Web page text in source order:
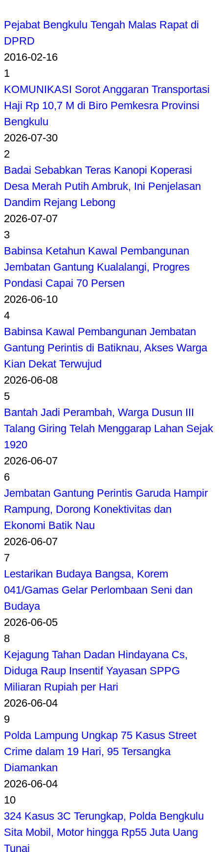
Pejabat Bengkulu Tengah Malas Rapat di
DPRD
2016-02-16
1
KOMUNIKASI Sorot Anggaran Transportasi
Haji Rp 10,7 M di Biro Pemkesra Provinsi
Bengkulu
2026-07-30
2
Badai Sebabkan Teras Kanopi Koperasi
Desa Merah Putih Ambruk, Ini Penjelasan
Dandim Rejang Lebong
2026-07-07
3
Babinsa Ketahun Kawal Pembangunan
Jembatan Gantung Kualalangi, Progres
Pondasi Capai 70 Persen
2026-06-10
4
Babinsa Kawal Pembangunan Jembatan
Gantung Perintis di Batiknau, Akses Warga
Kian Dekat Terwujud
2026-06-08
5
Bantah Jadi Perambah, Warga Dusun III
Talang Giring Telah Menggarap Lahan Sejak
1920
2026-06-07
6
Jembatan Gantung Perintis Garuda Hampir
Rampung, Dorong Konektivitas dan
Ekonomi Batik Nau
2026-06-07
7
Lestarikan Budaya Bangsa, Korem
041/Gamas Gelar Perlombaan Seni dan
Budaya
2026-06-05
8
Kejagung Tahan Dadan Hindayana Cs,
Diduga Raup Insentif Yayasan SPPG
Miliaran Rupiah per Hari
2026-06-04
9
Polda Lampung Ungkap 75 Kasus Street
Crime dalam 19 Hari, 95 Tersangka
Diamankan
2026-06-04
10
324 Kasus 3C Terungkap, Polda Bengkulu
Sita Mobil, Motor hingga Rp55 Juta Uang
Tunai